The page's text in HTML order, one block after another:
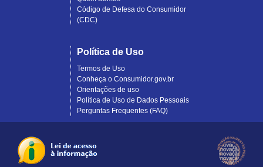
Código de Defesa do Consumidor
(CDC)
Política de Uso
Termos de Uso
Conheça o Consumidor.gov.br
Orientações de uso
Política de Uso de Dados Pessoais
Perguntas Frequentes (FAQ)